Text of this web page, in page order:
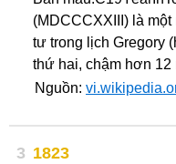
(MDCCCXXIII) là
tư trong lịch Gregory
thứ hai, chậm hơn 12
Nguồn:
3 1823